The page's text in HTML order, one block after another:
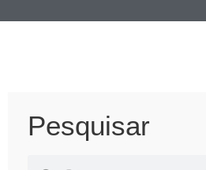
Pesquisar